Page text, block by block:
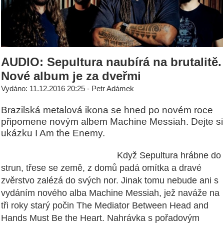
AUDIO: Sepultura naubírá na brutalitě.
Nové album je za dveřmi
Vydáno: 11.12.2016 20:25 - Petr Adámek
Brazilská metalová ikona se hned po novém roce
připomene novým albem Machine Messiah. Dejte si
ukázku I Am the Enemy.
Když Sepultura hrábne do
strun, třese se země, z domů padá omítka a dravé
zvěrstvo zalézá do svých nor. Jinak tomu nebude ani s
vydáním nového alba Machine Messiah, jež naváže na
tři roky starý počin The Mediator Between Head and
Hands Must Be the Heart. Nahrávka s pořadovým